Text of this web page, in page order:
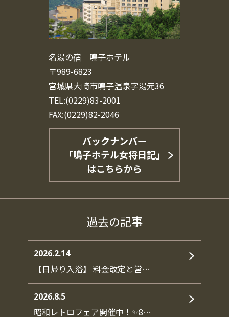
名湯の宿 鳴子ホテル
〒989-6823
宮城県大崎市鳴子温泉字湯元36
TEL:(0229)83-2001
FAX:(0229)82-2046
バックナンバー
「鳴子ホテル女将日記」
はこちらから
過去の記事
2026.2.14
【日帰り入浴】 料金改定と営…
2026.8.5
昭和レトロフェア開催中！✨8…